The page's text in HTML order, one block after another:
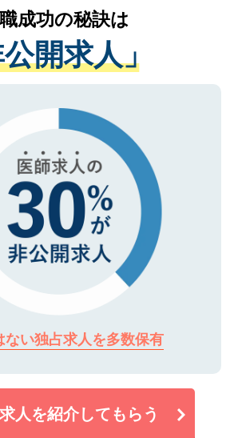
報の取り扱いについての厳密な
満たした事業者のみに付与され
バシーマークを取得済みです。
持に関してもご安心ください。
、現在の医療機関の状況や紹介
えながら、適切なアドバイスを
だきます。すぐにご転職をされ
、長期的なサポートが可能です
はご登録ください。
成功の秘訣は
公開求人」
ない独占求人を多数保有
人を紹介してもらう